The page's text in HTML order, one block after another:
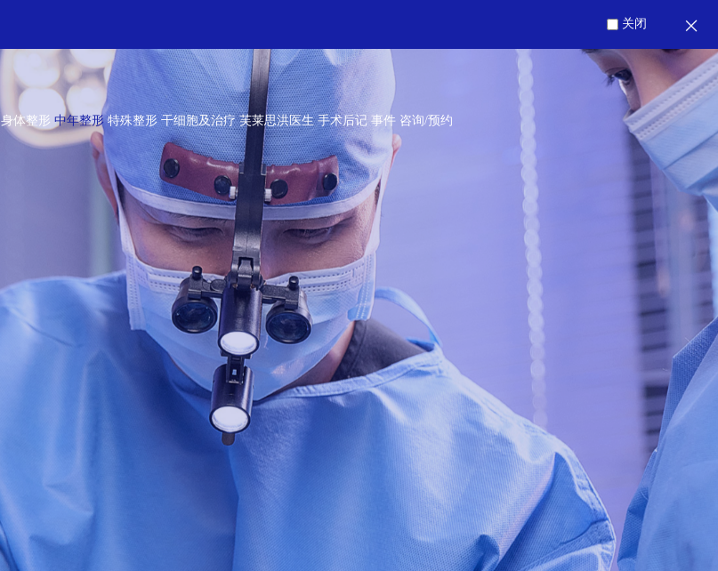
关闭
身体整形 中年整形 特殊整形 干细胞及治疗 芙莱思洪医生 手术后记 事件 咨询/预约